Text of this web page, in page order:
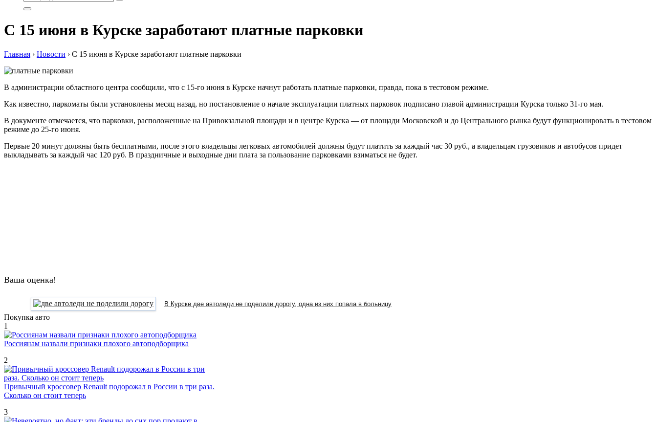
С 15 июня в Курске заработают платные парковки
Главная › Новости › С 15 июня в Курске заработают платные парковки
В администрации областного центра сообщили, что с 15-го июня в Курске начнут работать платные парковки, правда, пока в тестовом режиме.
Как известно, паркоматы были установлены месяц назад, но постановление о начале эксплуатации платных парковок подписано главой администрации Курска только 31-го мая.
В документе отмечается, что парковки, расположенные на Привокзальной площади и в центре Курска — от площади Московской и до Центрального рынка будут функционировать в тестовом
режиме до 25-го июня.
Первые 20 минут должны быть бесплатными, после этого владельцы легковых автомобилей должны будут платить за каждый час 30 руб., а владельцам грузовиков и автобусов придет
выкладывать за каждый час 120 руб. В праздничные и выходные дни плата за пользование парковками взиматься не будет.
Ваша оценка!
В Курске две автоледи не поделили дорогу, одна из них попала в больницу
Покупка авто
1
Россиянам назвали признаки плохого автоподборщика
2
Привычный кроссовер Renault подорожал в России в три раза.
Сколько он стоит теперь
3